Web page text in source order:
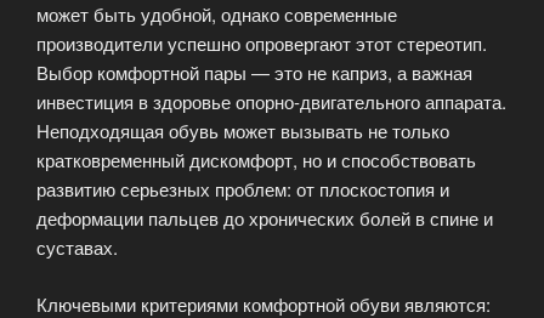
может быть удобной, однако современные
производители успешно опровергают этот стереотип.
Выбор комфортной пары — это не каприз, а важная
инвестиция в здоровье опорно-двигательного аппарата.
Неподходящая обувь может вызывать не только
кратковременный дискомфорт, но и способствовать
развитию серьезных проблем: от плоскостопия и
деформации пальцев до хронических болей в спине и
суставах.
Ключевыми критериями комфортной обуви являются: